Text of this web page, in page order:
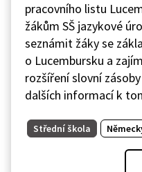
pracovního listu
žákům SŠ jazykové
seznámit žáky se
o Lucembursku a
rozšíření slovní
dalších informací k
Střední škola